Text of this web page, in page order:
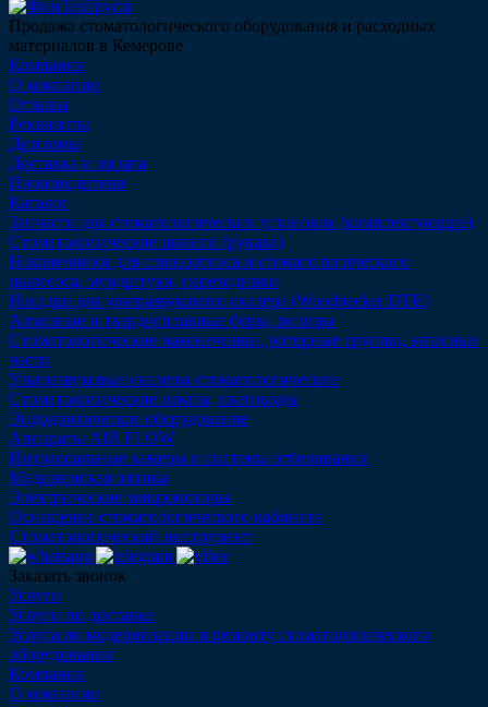
Продажа стоматологического оборудования и расходных
материалов в Кемерове
Компания
О компании
Отзывы
Реквизиты
Дипломы
Доставка и оплата
Производители
Каталог
Запчасти для стоматологических установок (комплектующие)
Стоматологические шланги (рукава)
Наконечники для слюноотсоса и стоматологического
пылесоса, мундштуки, переходники
Насадки для ультразвукового скалера (Woodpecker DTE)
Алмазные и твердосплавные боры, полиры
Стоматологические наконечники, роторные группы, запасные
части
Ультразвуковые скалеры стоматологические
Стоматологические лампы, световоды
Эндодонтическое оборудование
Аппараты AIR FLOW
Интраоральные камеры и системы отбеливания
Медицинская оптика
Электрические микромоторы
Оснащение стоматологического кабинета
Стоматологический инструмент
Заказать звонок
Услуги
Услуги по доставке
Услуга по модернизации и ремонту стоматологического
оборудования
Компания
О компании